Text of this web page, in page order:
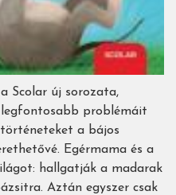
Scolar új sorozata,
problémáit
a bájos
Egérmama és a
hallgatják a madarak
Aztán egyszer csak